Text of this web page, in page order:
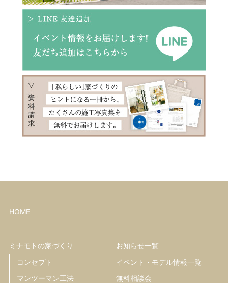
HOME
ミナモトの家づくり
コンセプト
マンツーマン工法
お知らせ一覧
イベント・モデル情報一覧
無料相談会